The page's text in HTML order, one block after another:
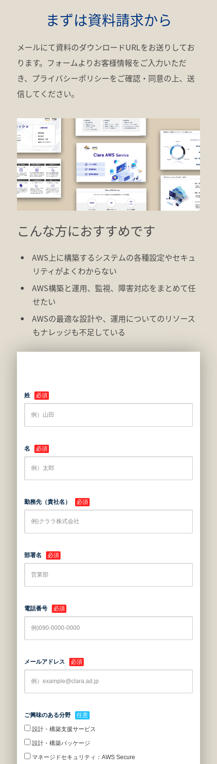
まずは資料請求から
メールにて資料のダウンロードURLをお送りしてお
ります。フォームよりお客様情報をご入力いただ
き、プライバシーポリシーをご確認・同意の上、送
信してください。
こんな方におすすめです
AWS上に構築するシステムの各種設定やセキュ
リティがよくわからない
AWS構築と運用、監視、障害対応をまとめて任
せたい
AWSの最適な設計や、運用についてのリソース
もナレッジも不足している